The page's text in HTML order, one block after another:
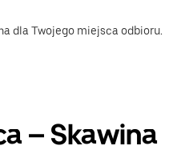
dla Twojego miejsca odbioru.
– Skawina